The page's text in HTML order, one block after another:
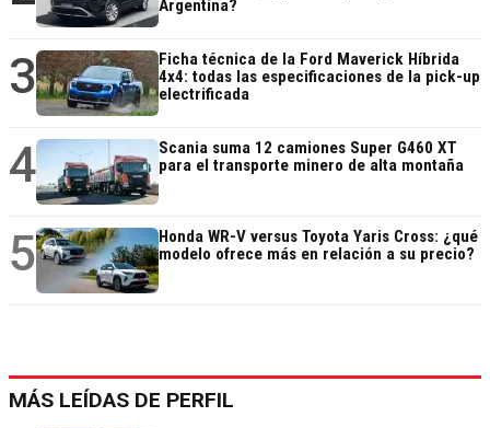
Argentina?
3
Ficha técnica de la Ford Maverick Híbrida
4x4: todas las especificaciones de la pick-up
electrificada
4
Scania suma 12 camiones Super G460 XT
para el transporte minero de alta montaña
5
Honda WR-V versus Toyota Yaris Cross: ¿qué
modelo ofrece más en relación a su precio?
MÁS LEÍDAS DE PERFIL